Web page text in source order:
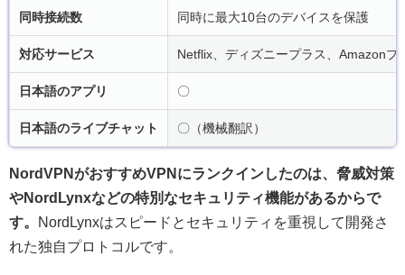
同時接続数 同時に最大10台のデバイスを保護
対応サービス Netflix、ディズニープラス、Amazon
日本語のアプリ 〇
日本語のライブチャット 〇（機械翻訳）
NordVPNがおすすめVPNにランクインしたのは、脅威対策
やNordLynxなどの特別なセキュリティ機能があるからで
す。
NordLynxはスピードとセキュリティを重視して開発さ
れた独自プロトコルです。